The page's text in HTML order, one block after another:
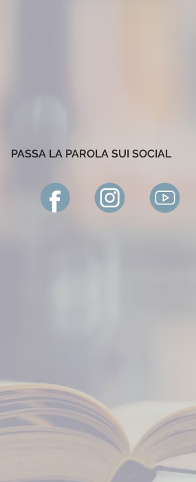
PASSA LA PAROLA SUI SOCIAL